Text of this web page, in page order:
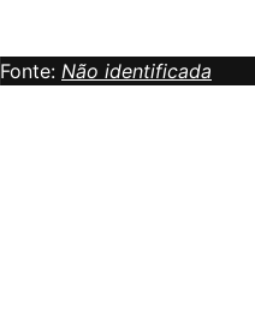
Fonte: Não identificada